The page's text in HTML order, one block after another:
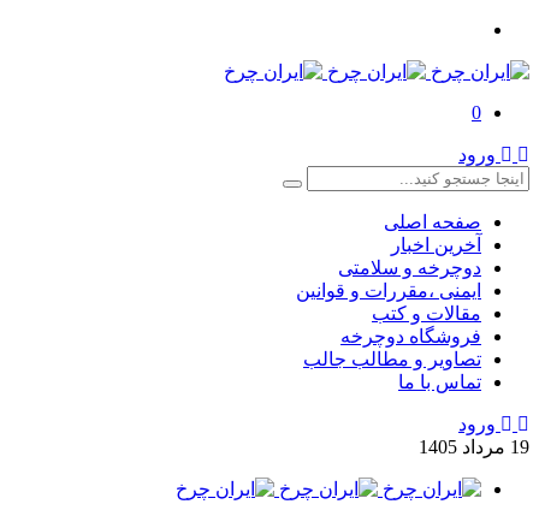
0
ورود
صفحه اصلی
آخرین اخبار
دوچرخه و سلامتی
ایمنی ،مقررات و قوانین
مقالات و کتب
فروشگاه دوچرخه
تصاویر و مطالب جالب
تماس با ما
ورود
19 مرداد 1405